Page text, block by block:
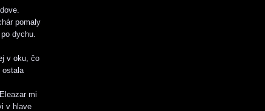
pomaly
dychu.
v oku, čo
ostala
mi
v hlave